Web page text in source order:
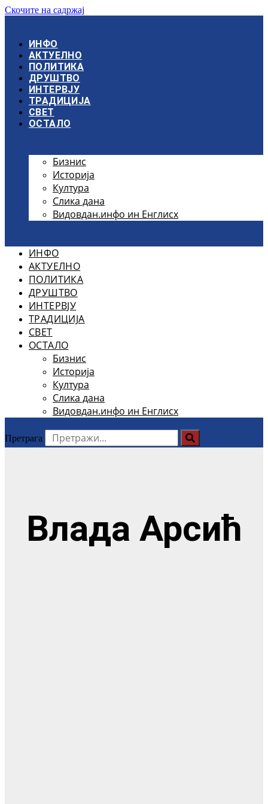
Скочите на садржај
ИНФО
АКТУЕЛНО
ПОЛИТИКА
ДРУШТВО
ИНТЕРВЈУ
ТРАДИЦИЈА
СВЕТ
ОСТАЛО
Бизнис
Историја
Култура
Слика дана
Видовдан.инфо ин Енглисх
ИНФО
АКТУЕЛНО
ПОЛИТИКА
ДРУШТВО
ИНТЕРВЈУ
ТРАДИЦИЈА
СВЕТ
ОСТАЛО
Бизнис
Историја
Култура
Слика дана
Видовдан.инфо ин Енглисх
Претрага
Влада Арсић